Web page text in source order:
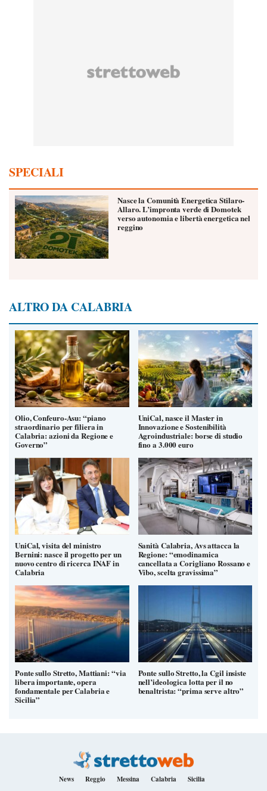
SPECIALI
Nasce la Comunità Energetica Stilaro-
Allaro. L’impronta verde di Domotek
verso autonomia e libertà energetica nel
reggino
ALTRO DA CALABRIA
Olio, Confeuro-Asu: “piano
straordinario per filiera in
Calabria: azioni da Regione e
Governo”
UniCal, nasce il Master in
Innovazione e Sostenibilità
Agroindustriale: borse di studio
fino a 3.000 euro
UniCal, visita del ministro
Bernini: nasce il progetto per un
nuovo centro di ricerca INAF in
Calabria
Sanità Calabria, Avs attacca la
Regione: “emodinamica
cancellata a Corigliano Rossano e
Vibo, scelta gravissima”
Ponte sullo Stretto, Mattiani: “via
libera importante, opera
fondamentale per Calabria e
Sicilia”
Ponte sullo Stretto, la Cgil insiste
nell’ideologica lotta per il no
benaltrista: “prima serve altro”
News Reggio Messina Calabria
Sicilia